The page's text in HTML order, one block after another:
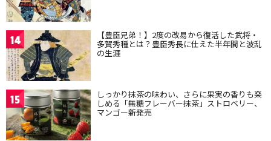
14 【豊臣兄弟！】2度の改易から復活した武将・
多賀秀種とは？豊臣秀長に仕えた半年間と波乱
の生涯
15 しっかり抹茶の味わい、さらに果実の香りも楽
しめる「無糖フレーバー抹茶」ストロベリー、
マンゴー新発売